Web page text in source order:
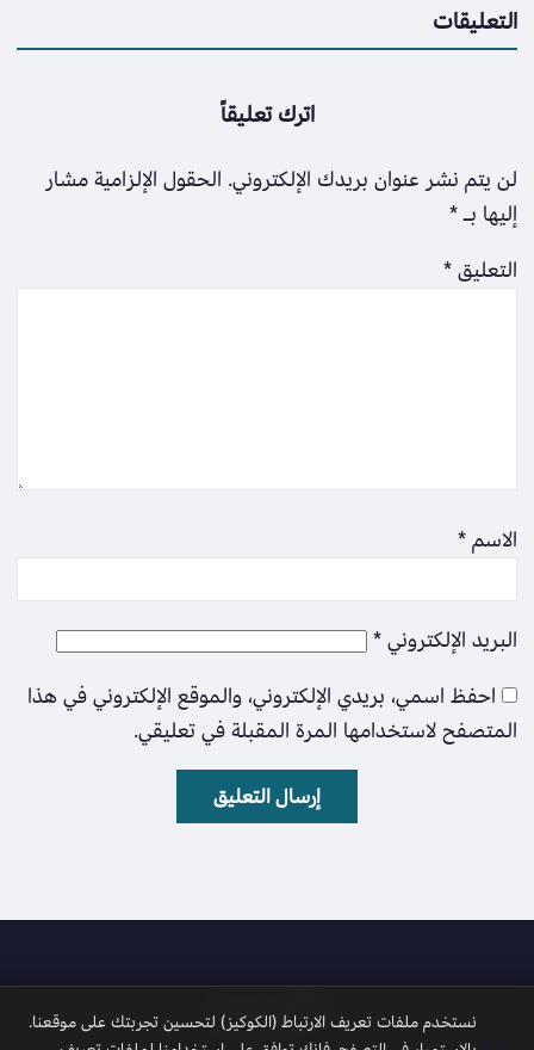
التعليقات
اترك تعليقاً
لن يتم نشر عنوان بريدك الإلكتروني. الحقول الإلزامية مشار
إليها بـ*
التعليق*
الاسم*
البريد الإلكتروني*
احفظ اسمي، بريدي الإلكتروني، والموقع الإلكتروني في هذا
المتصفح لاستخدامها المرة المقبلة في تعليقي.
الأمل نيوز
نستخدم ملفات تعريف الارتباط (الكوكيز) لتحسين تجربتك على موقعنا.